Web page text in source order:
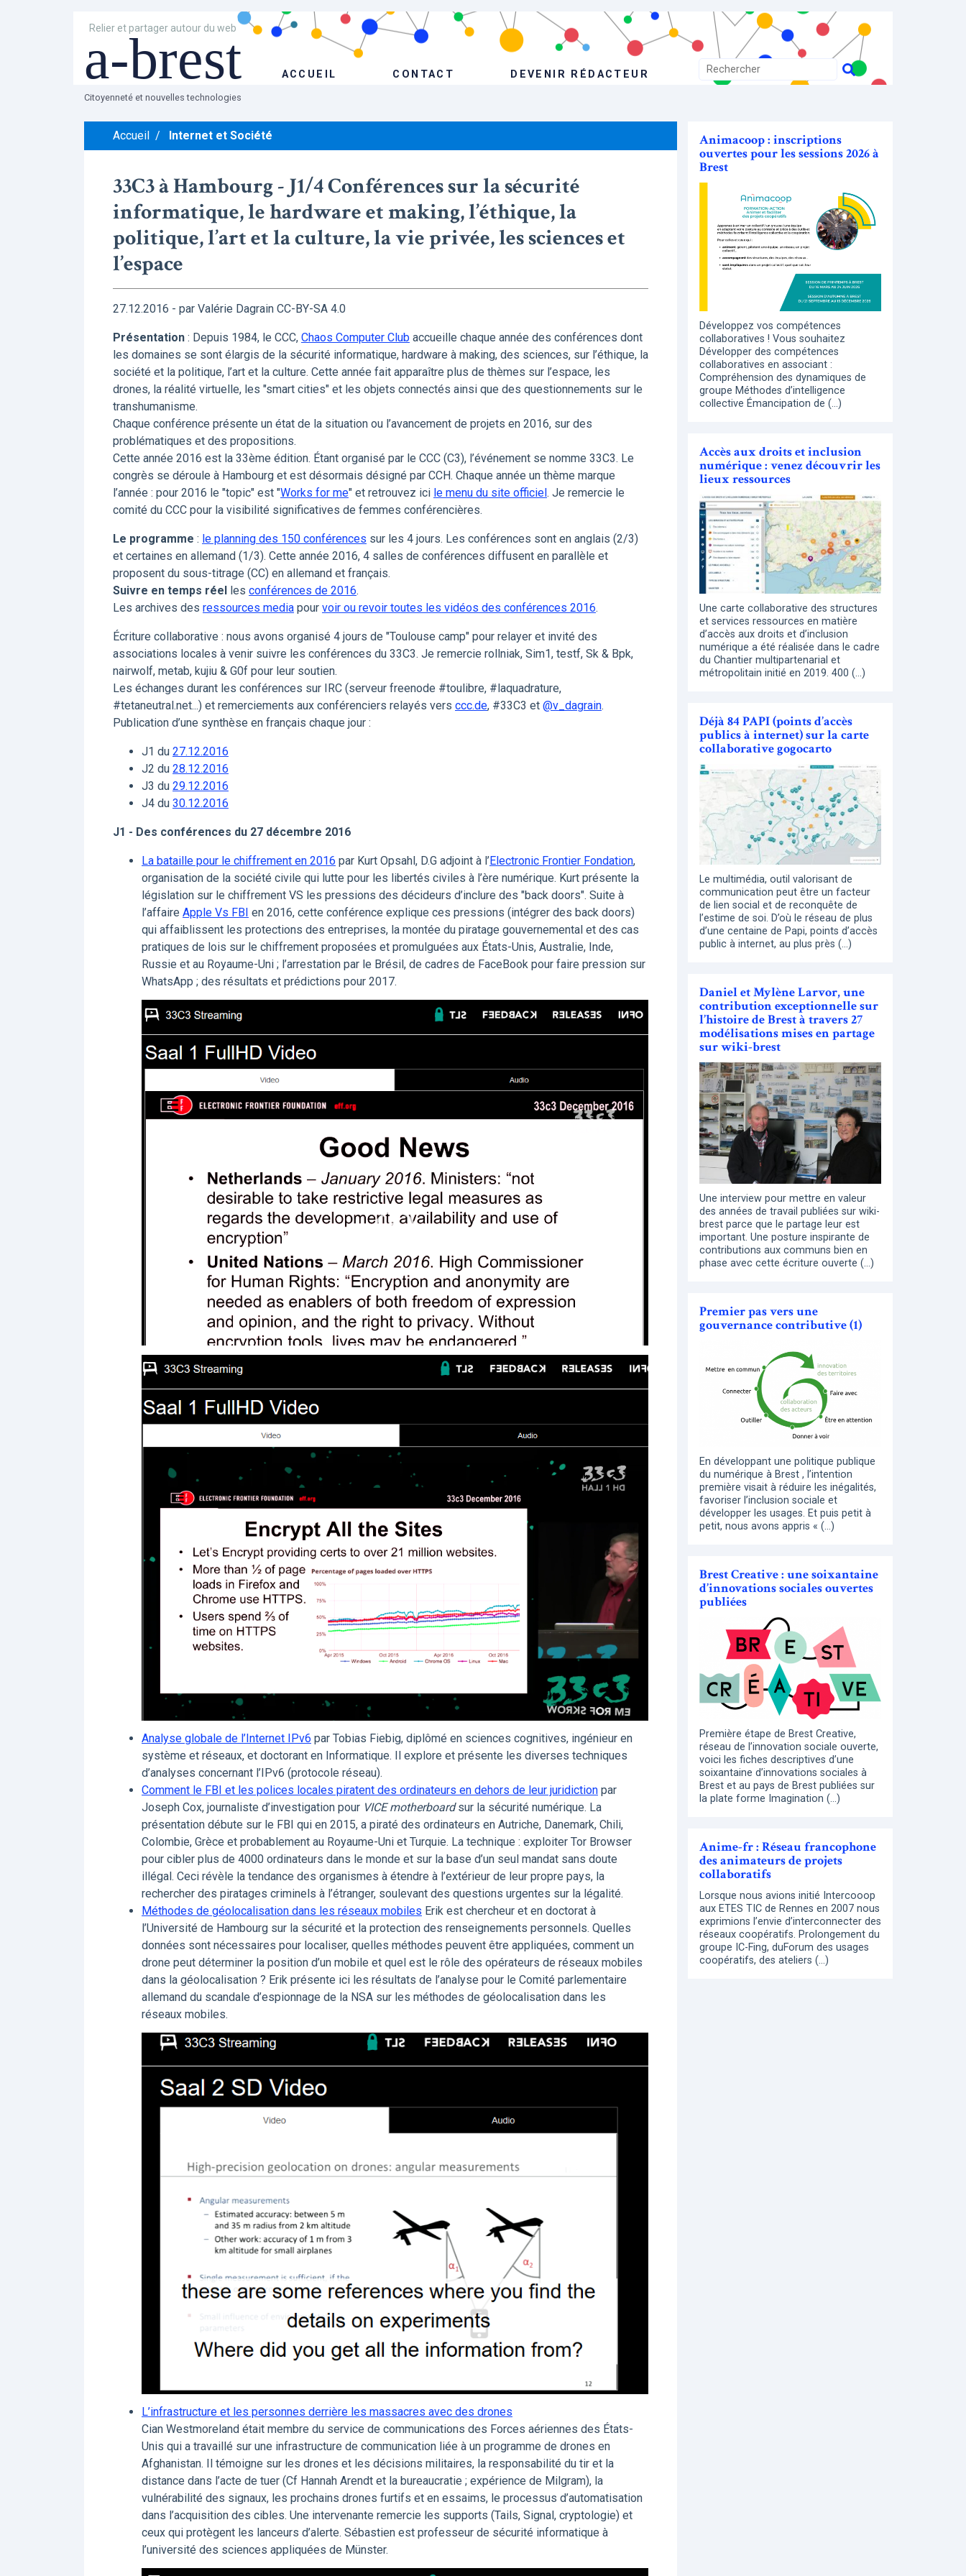
Relier et partager autour du web
a-brest ACCUEIL CONTACT DEVENIR RÉDACTEUR
Citoyenneté et nouvelles technologies
Accueil / Internet et Société
33C3 à Hambourg - J1/4 Conférences sur la sécurité
informatique, le hardware et making, l’éthique, la
politique, l’art et la culture, la vie privée, les sciences et
l’espace
27.12.2016 - par Valérie Dagrain CC-BY-SA 4.0
Présentation : Depuis 1984, le CCC, Chaos Computer Club accueille chaque année des conférences dont
les domaines se sont élargis de la sécurité informatique, hardware à making, des sciences, sur l’éthique, la
société et la politique, l’art et la culture. Cette année fait apparaître plus de thèmes sur l’espace, les
drones, la réalité virtuelle, les "smart cities" et les objets connectés ainsi que des questionnements sur le
transhumanisme.
Chaque conférence présente un état de la situation ou l’avancement de projets en 2016, sur des
problématiques et des propositions.
Cette année 2016 est la 33ème édition. Étant organisé par le CCC (C3), l’événement se nomme 33C3. Le
congrès se déroule à Hambourg et est désormais désigné par CCH. Chaque année un thème marque
l’année : pour 2016 le "topic" est "Works for me" et retrouvez ici le menu du site officiel. Je remercie le
comité du CCC pour la visibilité significatives de femmes conférencières.
Le programme : le planning des 150 conférences sur les 4 jours. Les conférences sont en anglais (2/3)
et certaines en allemand (1/3). Cette année 2016, 4 salles de conférences diffusent en parallèle et
proposent du sous-titrage (CC) en allemand et français.
Suivre en temps réel les conférences de 2016.
Les archives des ressources media pour voir ou revoir toutes les vidéos des conférences 2016.
Écriture collaborative : nous avons organisé 4 jours de "Toulouse camp" pour relayer et invité des
associations locales à venir suivre les conférences du 33C3. Je remercie rollniak, Sim1, testf, Sk & Bpk,
nairwolf, metab, kujiu & G0f pour leur soutien.
Les échanges durant les conférences sur IRC (serveur freenode #toulibre, #laquadrature,
#tetaneutral.net...) et remerciements aux conférenciers relayés vers ccc.de, #33C3 et @v_dagrain.
Publication d’une synthèse en français chaque jour :
J1 du 27.12.2016
J2 du 28.12.2016
J3 du 29.12.2016
J4 du 30.12.2016
J1 - Des conférences du 27 décembre 2016
La bataille pour le chiffrement en 2016 par Kurt Opsahl, D.G adjoint à l’Electronic Frontier Fondation,
organisation de la société civile qui lutte pour les libertés civiles à l’ère numérique. Kurt présente la
législation sur le chiffrement VS les pressions des décideurs d’inclure des "back doors". Suite à
l’affaire Apple Vs FBI en 2016, cette conférence explique ces pressions (intégrer des back doors)
qui affaiblissent les protections des entreprises, la montée du piratage gouvernemental et des cas
pratiques de lois sur le chiffrement proposées et promulguées aux États-Unis, Australie, Inde,
Russie et au Royaume-Uni ; l’arrestation par le Brésil, de cadres de FaceBook pour faire pression sur
WhatsApp ; des résultats et prédictions pour 2017.
Analyse globale de l’Internet IPv6 par Tobias Fiebig, diplômé en sciences cognitives, ingénieur en
système et réseaux, et doctorant en Informatique. Il explore et présente les diverses techniques
d’analyses concernant l’IPv6 (protocole réseau).
Comment le FBI et les polices locales piratent des ordinateurs en dehors de leur juridiction par
Joseph Cox, journaliste d’investigation pour VICE motherboardsur la sécurité numérique. La
présentation débute sur le FBI qui en 2015, a piraté des ordinateurs en Autriche, Danemark, Chili,
Colombie, Grèce et probablement au Royaume-Uni et Turquie. La technique : exploiter Tor Browser
pour cibler plus de 4000 ordinateurs dans le monde et sur la base d’un seul mandat sans doute
illégal. Ceci révèle la tendance des organismes à étendre à l’extérieur de leur propre pays, la
rechercher des piratages criminels à l’étranger, soulevant des questions urgentes sur la légalité.
Méthodes de géolocalisation dans les réseaux mobiles Erik est chercheur et en doctorat à
l’Université de Hambourg sur la sécurité et la protection des renseignements personnels. Quelles
données sont nécessaires pour localiser, quelles méthodes peuvent être appliquées, comment un
drone peut déterminer la position d’un mobile et quel est le rôle des opérateurs de réseaux mobiles
dans la géolocalisation ? Erik présente ici les résultats de l’analyse pour le Comité parlementaire
allemand du scandale d’espionnage de la NSA sur les méthodes de géolocalisation dans les
réseaux mobiles.
L’infrastructure et les personnes derrière les massacres avec des drones
Cian Westmoreland était membre du service de communications des Forces aériennes des États-
Unis qui a travaillé sur une infrastructure de communication liée à un programme de drones en
Afghanistan. Il témoigne sur les drones et les décisions militaires, la responsabilité du tir et la
distance dans l’acte de tuer (Cf Hannah Arendt et la bureaucratie ; expérience de Milgram), la
vulnérabilité des signaux, les prochains drones furtifs et en essaims, le processus d’automatisation
dans l’acquisition des cibles. Une intervenante remercie les supports (Tails, Signal, cryptologie) et
ceux qui protègent les lanceurs d’alerte. Sébastien est professeur de sécurité informatique à
l’université des sciences appliquées de Münster.
Animacoop : inscriptions
ouvertes pour les sessions 2026 à
Brest
Développez vos compétences
collaboratives ! Vous souhaitez
Développer des compétences
collaboratives en associant :
Compréhension des dynamiques de
groupe Méthodes d’intelligence
collective Émancipation de (…)
Accès aux droits et inclusion
numérique : venez découvrir les
lieux ressources
Une carte collaborative des structures
et services ressources en matière
d’accès aux droits et d’inclusion
numérique a été réalisée dans le cadre
du Chantier multipartenarial et
métropolitain initié en 2019. 400 (…)
Déjà 84 PAPI (points d’accès
publics à internet) sur la carte
collaborative gogocarto
Le multimédia, outil valorisant de
communication peut être un facteur
de lien social et de reconquête de
l’estime de soi. D’où le réseau de plus
d’une centaine de Papi, points d’accès
public à internet, au plus près (…)
Daniel et Mylène Larvor, une
contribution exceptionnelle sur
l’histoire de Brest à travers 27
modélisations mises en partage
sur wiki-brest
Une interview pour mettre en valeur
des années de travail publiées sur wiki-
brest parce que le partage leur est
important. Une posture inspirante de
contributions aux communs bien en
phase avec cette écriture ouverte (…)
Premier pas vers une
gouvernance contributive (1)
En développant une politique publique
du numérique à Brest , l’intention
première visait à réduire les inégalités,
favoriser l’inclusion sociale et
développer les usages. Et puis petit à
petit, nous avons appris « (…)
Brest Creative : une soixantaine
d’innovations sociales ouvertes
publiées
Première étape de Brest Creative,
réseau de l’innovation sociale ouverte,
voici les fiches descriptives d’une
soixantaine d’innovations sociales à
Brest et au pays de Brest publiées sur
la plate forme Imagination (…)
Anime-fr : Réseau francophone
des animateurs de projets
collaboratifs
Lorsque nous avions initié Intercooop
aux ETES TIC de Rennes en 2007 nous
exprimions l’envie d’interconnecter des
réseaux coopératifs. Prolongement du
groupe IC-Fing, duForum des usages
coopératifs, des ateliers (…)